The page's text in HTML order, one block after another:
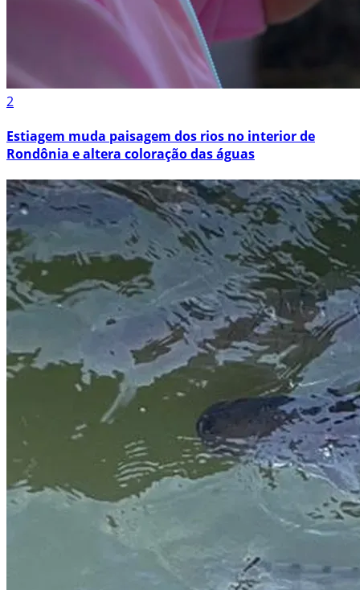
2
Estiagem muda paisagem dos rios no interior de
Rondônia e altera coloração das águas